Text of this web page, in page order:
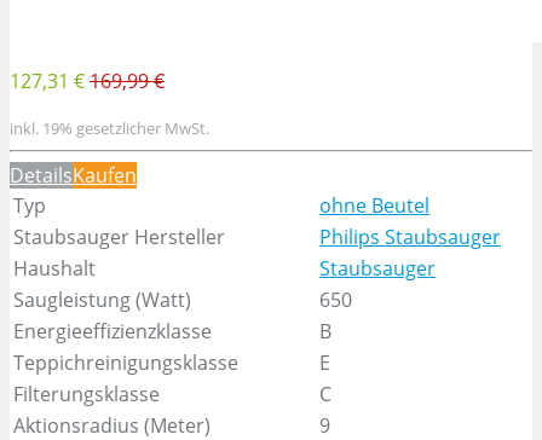
127,31 €169,99 €
inkl. 19% gesetzlicher MwSt.
DetailsKaufen
Typ
ohne Beutel
Staubsauger Hersteller
Philips Staubsauger
Haushalt
Staubsauger
Saugleistung (Watt)
650
Energieeffizienzklasse
B
Teppichreinigungsklasse
E
Filterungsklasse
C
Aktionsradius (Meter)
9